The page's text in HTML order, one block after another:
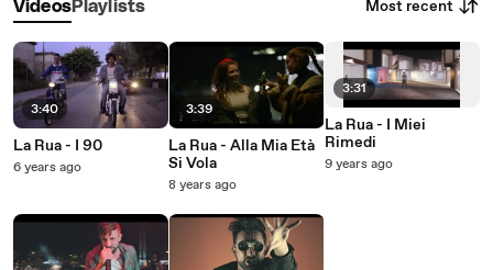
VideosPlaylists Most recent
3:40
La Rua - I 90
6 years ago
3:39
La Rua - Alla Mia Età
Si Vola
8 years ago
3:31
La Rua - I Miei
Rimedi
9 years ago